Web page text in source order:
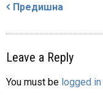
Предишна
Leave a Reply
You must be logged in